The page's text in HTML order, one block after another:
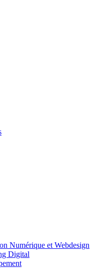
Numérique et Webdesign
Digital